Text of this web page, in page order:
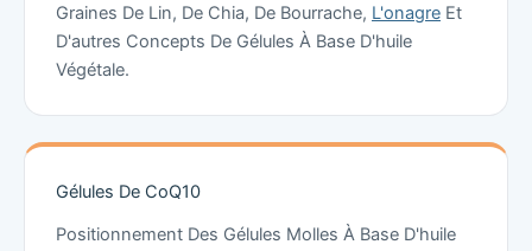
Graines De Lin, De Chia, De Bourrache, L'onagre Et
D'autres Concepts De Gélules À Base D'huile
Végétale.
Gélules De CoQ10
Positionnement Des Gélules Molles À Base D'huile